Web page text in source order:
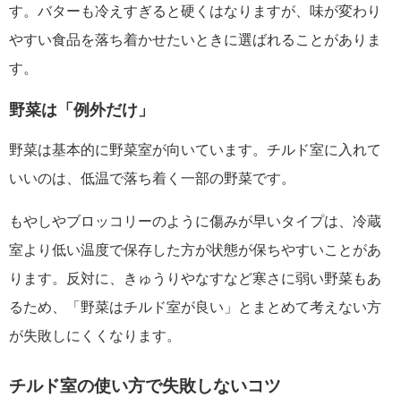
す。バターも冷えすぎると硬くはなりますが、味が変わり
やすい食品を落ち着かせたいときに選ばれることがありま
す。
野菜は「例外だけ」
野菜は基本的に野菜室が向いています。チルド室に入れて
いいのは、低温で落ち着く一部の野菜です。
もやしやブロッコリーのように傷みが早いタイプは、冷蔵
室より低い温度で保存した方が状態が保ちやすいことがあ
ります。反対に、きゅうりやなすなど寒さに弱い野菜もあ
るため、「野菜はチルド室が良い」とまとめて考えない方
が失敗しにくくなります。
チルド室の使い方で失敗しないコツ